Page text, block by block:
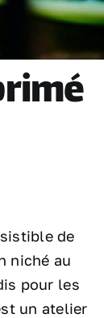
de
niché au
pour les
un atelier